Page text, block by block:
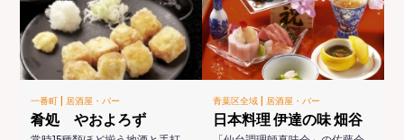
一番町 | 居酒屋・バー
肴処 やおよろず
青葉区全域 | 居酒屋・バー
日本料理 伊達の味 畑谷